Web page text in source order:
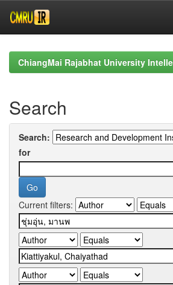
navigationChiangMai Rajabhat University
Search
Search:
for
Current filters: